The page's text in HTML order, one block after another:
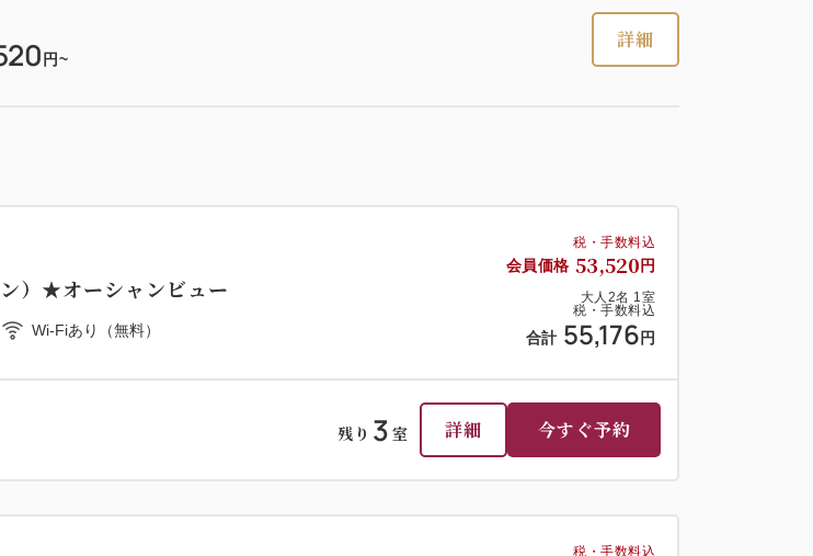
円~
詳細
税・手数料込
会員価格 53,520 円
大人 2名 1室
税・手数料込
合計 55,176 円
）★オーシャンビュー
Wi-Fiあり（無料）
残り 3 室 詳細 今すぐ予約
税・手数料込